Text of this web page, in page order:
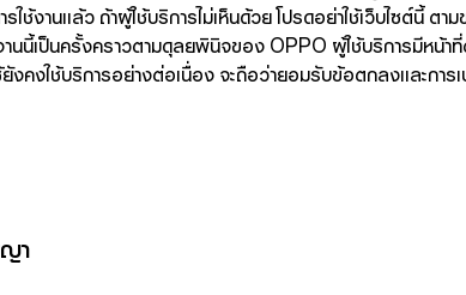
ใช้งานแล้ว ถ้าผู้ใช้บริการไม่เห็นด้วย โปรดอย่าใช้เว็บไซต์นี้
นนี้เป็นครั้งคราวตามดุลยพินิจของ OPPO ผู้ใช้บริการมีหน้
งคงใช้บริการอย่างต่อเนื่อง จะถือว่ายอมรับข้อตกลงและการ
า